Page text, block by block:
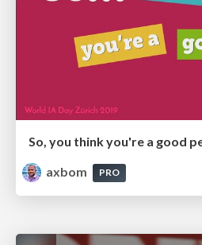
So, you think you're a good
axbom
PRO